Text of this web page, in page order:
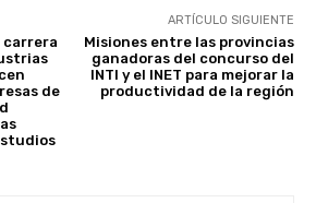
carrera
de
ARTÍCULO SIGUIENTE
Misiones entre las provincias
ganadoras del concurso del
INTI y el INET para mejorar la
productividad de la región